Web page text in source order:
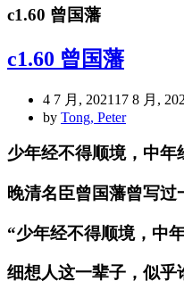
c1.60 曾国藩
c1.60 曾国藩
4 7 月, 2021 17 8 月,
by Tong, Peter
少年经不得顺境，中
晚清名臣曾国藩曾写过
“少年经不得顺境，中
细想人这一辈子，似乎